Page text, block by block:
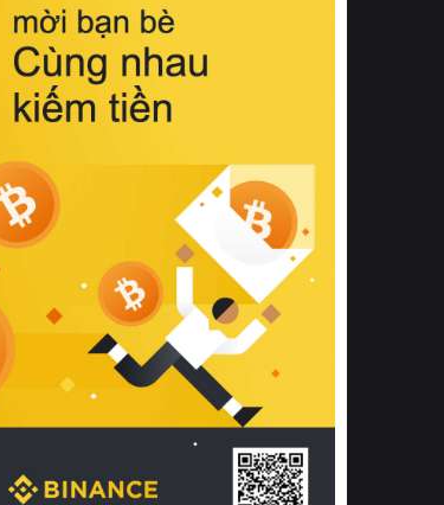
hồi chuẩn xác của phần đệm nâng đỡ
cột sống.
Bên cạnh đó, việc lựa chọn các dòng
sản phẩm đạt chuẩn chất lượng quốc
tế còn giúp ngăn ngừa tình trạng kích
khuẩn và nấm mốc trong điều kiện
thời tiết nóng ẩm. Bạn có thể tìm hiểu
thêm các nghiên cứu khoa học về tác
động của giấc ngủ và môi trường
phòng ngủ đối với sức khỏe con
người tại Sleep Foundation (External
Link) để có cái nhìn toàn diện hơn.
2. Các tiêu chí vàng khi lựa chọn
chăn ga gối đệm cao cấp cho phòng
ngủ
Để sở hữu một bộ chăn ga gối đệm
cao cấp hoàn hảo cả về thẩm mỹ lẫn
công năng, người tiêu dùng cần cân
nhắc kỹ lưỡng các tiêu chí quan trọng